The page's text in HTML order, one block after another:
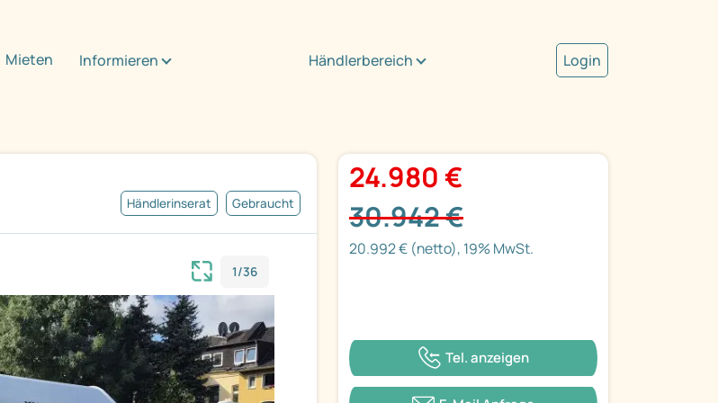
Mieten Informieren Händlerbereich Login
Händlerinserat Gebraucht
1/36
24.980 €
30.942 €
20.992 € (netto), 19% MwSt.
Tel. anzeigen